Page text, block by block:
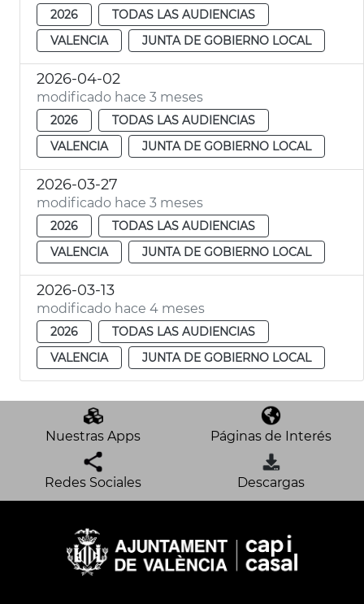
2026
TODAS LAS AUDIENCIAS
VALENCIA
JUNTA DE GOBIERNO LOCAL
2026-04-02
modificado hace 3 meses
2026
TODAS LAS AUDIENCIAS
VALENCIA
JUNTA DE GOBIERNO LOCAL
2026-03-27
modificado hace 3 meses
2026
TODAS LAS AUDIENCIAS
VALENCIA
JUNTA DE GOBIERNO LOCAL
2026-03-13
modificado hace 4 meses
2026
TODAS LAS AUDIENCIAS
VALENCIA
JUNTA DE GOBIERNO LOCAL
Nuestras Apps Páginas de Interés
Redes Sociales Descargas